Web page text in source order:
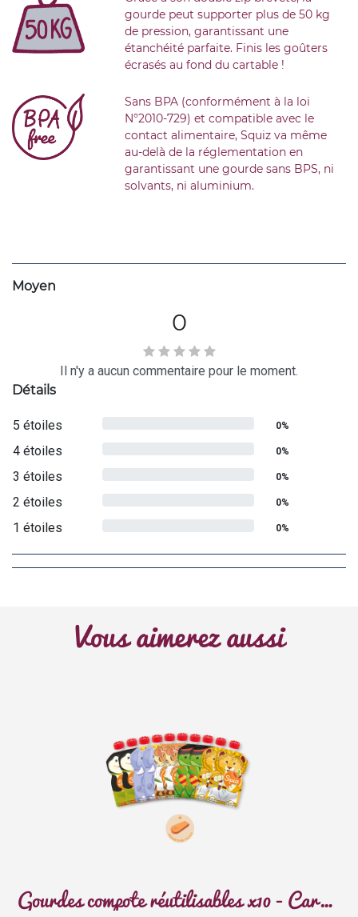
gourde peut supporter plus de 50 kg
de pression, garantissant une
étanchéité parfaite. Finis les goûters
écrasés au fond du cartable !
Sans BPA (conformément à la loi
N°2010-729) et compatible avec le
contact alimentaire, Squiz va même
au-delà de la réglementation en
garantissant une gourde sans BPS, ni
solvants, ni aluminium.
Moyen
0
Il n'y a aucun commentaire pour le moment.
Détails
5 étoiles 0%
4 étoiles 0%
3 étoiles 0%
2 étoiles 0%
1 étoiles 0%
Vous aimerez aussi
Gourdes compote réutilisables x10 - Carnaval